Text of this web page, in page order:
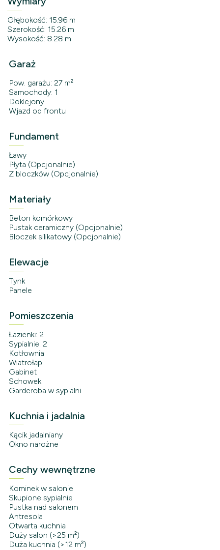
Głębokość: 15.96 m
Szerokość: 15.26 m
Wysokość: 8.28 m
Garaż
Pow. garażu: 27 m²
Samochody: 1
Doklejony
Wjazd od frontu
Fundament
Ławy
Płyta (Opcjonalnie)
Z bloczków (Opcjonalnie)
Materiały
Beton komórkowy
Pustak ceramiczny (Opcjonalnie)
Bloczek silikatowy (Opcjonalnie)
Elewacje
Tynk
Panele
Pomieszczenia
Łazienki: 2
Sypialnie: 2
Kotłownia
Wiatrołap
Gabinet
Schowek
Garderoba w sypialni
Kuchnia i jadalnia
Kącik jadalniany
Okno narożne
Cechy wewnętrzne
Kominek w salonie
Skupione sypialnie
Pustka nad salonem
Antresola
Otwarta kuchnia
Duży salon (>25 m²)
Duża kuchnia (>12 m²)